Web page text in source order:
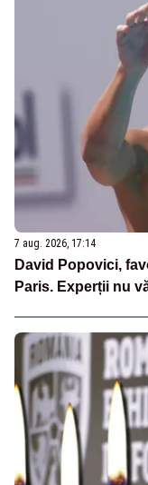
7 aug. 2026, 17:14
David Popovici,
Paris. Experții nu